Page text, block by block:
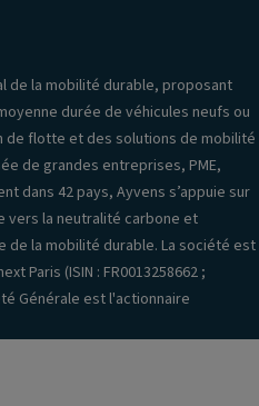
de la mobilité durable, proposant
durée de véhicules neufs ou
de flotte et des solutions de mobilité
de grandes entreprises, PME,
dans 42 pays, Ayvens s’appuie sur
vers la neutralité carbone et
de la mobilité durable. La société est
Paris (ISIN : FR0013258662 ;
Générale est l'actionnaire